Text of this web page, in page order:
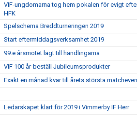
VIF-ungdomarna tog hem pokalen för evigt
HFK
Spelschema Breddturneringen 2019
Start eftermiddagsverksamhet 2019
99:e årsmötet lagt till handlingarna
VIF 100 år-beställ Jubileumsprodukter
Exakt en månad kvar till årets största
Ledarskapet klart för 2019 i Vimmerby IF Herr